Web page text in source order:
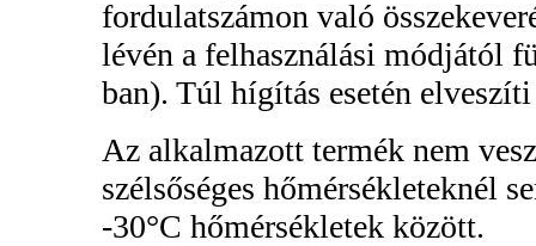
fordulatszámon való
lévén a felhasználási módjától
ban). Túl hígítás esetén
Az alkalmazott termék nem
szélsőséges hőmérsékleteknél
-30°C hőmérsékletek között.